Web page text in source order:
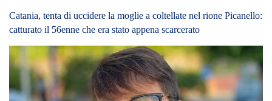
Catania, tenta di uccidere la moglie a coltellate nel rione Picanello:
catturato il 56enne che era stato appena scarcerato